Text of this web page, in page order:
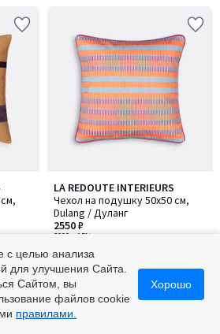
LA REDOUTE INTERIEURS
Чехол на подушку 50x50 см,
Dulang / Дуланг
3000 ₽ -15%
2550 ₽
с целью анализа
для улучшения Сайта.
Сайтом, вы
файлов cookie
правилами.
Хорошо